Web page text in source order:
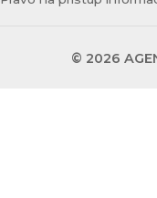
© 2026